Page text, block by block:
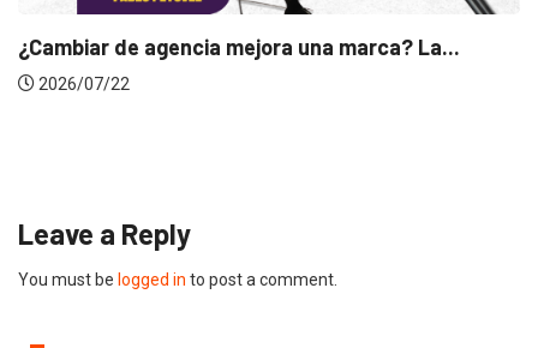
INSIGHTS
Leave a Reply
You must be logged in to post a comment.